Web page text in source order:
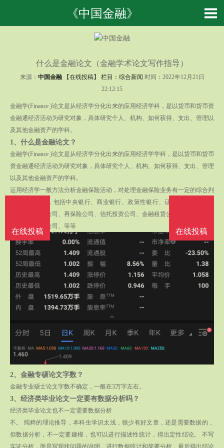
《中国金融》
什么是金融论文（金融学术论文写作指导）
来源： 中国金融 【在线投稿】 栏目： 综合新闻 时间：2022年12月21日
22:12:15
金融学(Finance )论文是从经济学分化出来的应用经济学科，是以货币和货币资
金融通经济活动为研究对象，具体研究个人、机构、如何获得、支出、管理以
及其他金融资产的学科。
1、 什么是金融论文？
金融学(Finance )论文是从经济学分化出来的应用经济学学科，是以货币和货币
资金融通经济活动为研究对象，具体研究个人、机构、如何获得、支出、管理
以及其他金融资产的学科。
运用经济学一般方法分析金融保险活动，对处理金融保险业务有一定的综合判
断和创新能力，包括中央银行、商业银行、政策性银行、证券公司、寿险公
司、财产保险公司、再保险公司、信托投资公司、金融租赁公司、金融资产公
司、集团财务公司、等等
2、 金融专硕论文字数？
金融专业硕士论文字数不确定，一般在3万字左右。
3、 经济类毕业论文一定要有数据分析吗？
经济类毕业论文也不一定需要数据分析
不。 纯粹的理论推导，本科生学识太浅，很少有好文章，还是需要数据的，
但数据分析，不一定要建模，也可以进行描述性统计，得出定性结论。 不写
实证分析，而是写现状问题的说明，进行数据统计和简要分析，最后得出结论
在线投稿
在线投稿